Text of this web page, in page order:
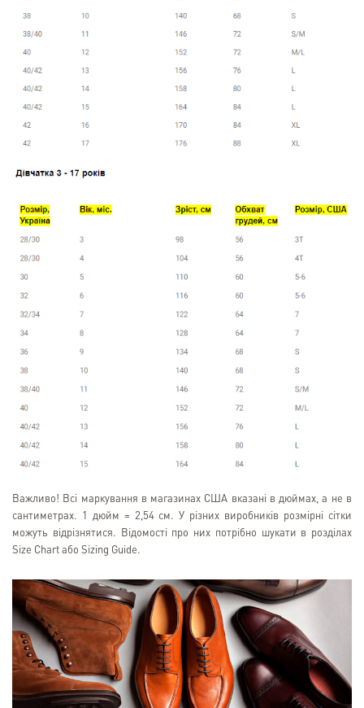
Важливо! Всі маркування в магазинах США вказані в дюймах, а не в
сантиметрах. 1 дюйм = 2,54 см. У різних виробників розмірні сітки
можуть відрізнятися. Відомості про них потрібно шукати в розділах
Size Chart або Sizing Guide.